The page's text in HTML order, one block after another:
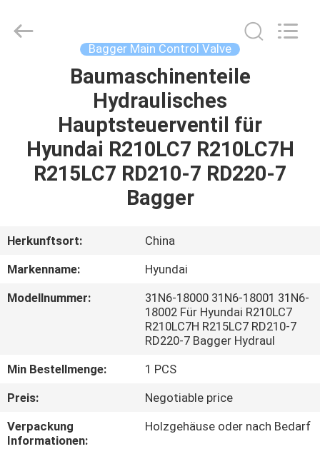
STARTSEITE
PRODUKTE
VIDEOS
SHOW
UNS
TOUR
QUALITÄTSKONTROLLE
Machinery
Bagger Main Control Valve
Baumaschinenteile
Hydraulisches
Hauptsteuerventil für
Hyundai R210LC7 R210LC7H
R215LC7 RD210-7 RD220-7
Bagger
Herkunftsort:
China
Markenname:
Hyundai
Modellnummer:
31N6-18000 31N6-18001 31N6-
18002 Für Hyundai R210LC7
R210LC7H R215LC7 RD210-7
RD220-7 Bagger Hydraul
Min Bestellmenge:
1 PCS
Preis:
Negotiable price
Verpackung
Informationen:
Holzgehäuse oder nach Bedarf